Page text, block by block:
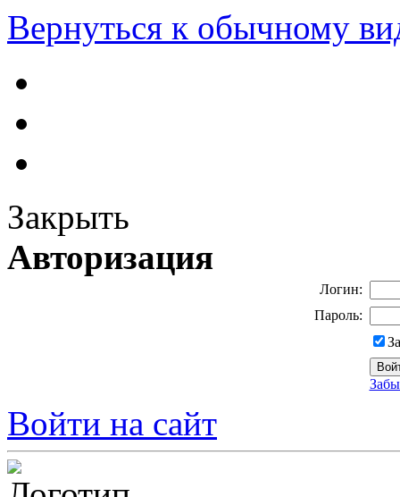
Вернуться к обычному
Закрыть
Авторизация
Логин:
Пароль:
Войти на сайт